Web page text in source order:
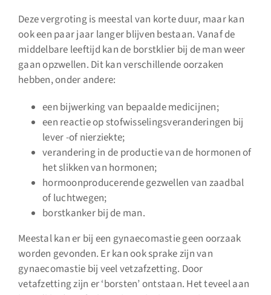
Deze vergroting is meestal van korte duur, maar kan
ook een paar jaar langer blijven bestaan. Vanaf de
middelbare leeftijd kan de borstklier bij de man weer
gaan opzwellen. Dit kan verschillende oorzaken
hebben, onder andere:
een bijwerking van bepaalde medicijnen;
een reactie op stofwisselingsveranderingen bij
lever -of nierziekte;
verandering in de productie van de hormonen of
het slikken van hormonen;
hormoonproducerende gezwellen van zaadbal
of luchtwegen;
borstkanker bij de man.
Meestal kan er bij een gynaecomastie geen oorzaak
worden gevonden. Er kan ook sprake zijn van
gynaecomastie bij veel vetzafzetting. Door
vetafzetting zijn er ‘borsten’ ontstaan. Het teveel aan